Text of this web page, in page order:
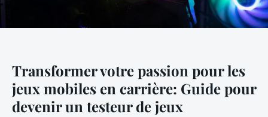
Transformer votre passion pour les
jeux mobiles en carrière: Guide pour
devenir un testeur de jeux